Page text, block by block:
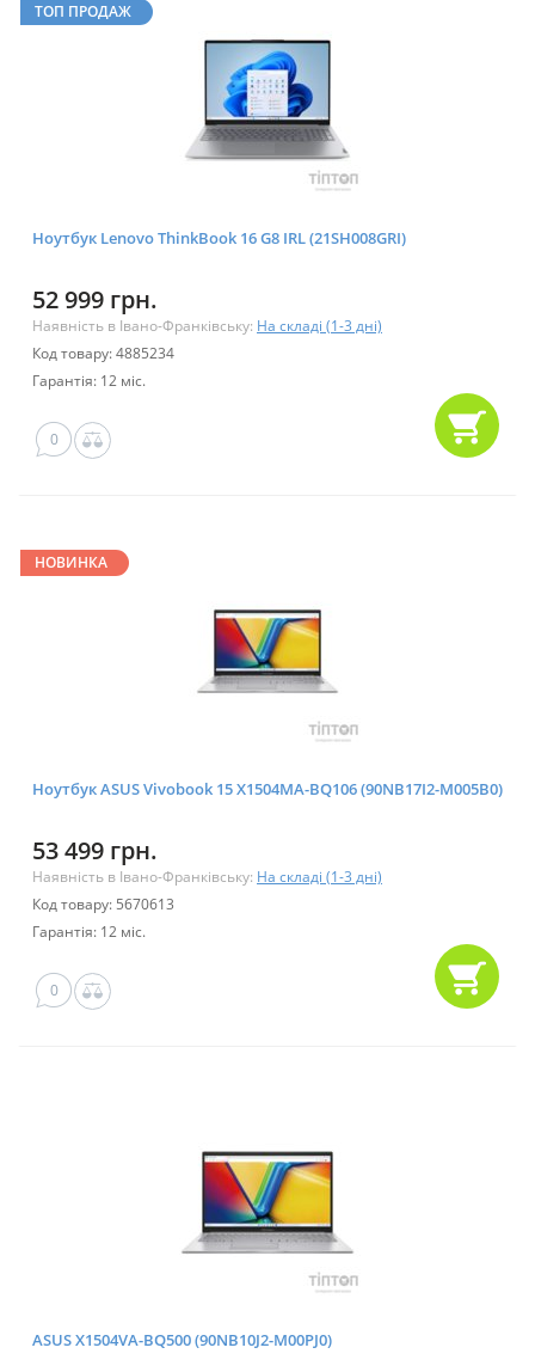
ТОП ПРОДАЖ
Ноутбук Lenovo ThinkBook 16 G8 IRL (21SH008GRI)
52 999 грн.
Наявність в Івано-Франківську: На складі (1-3 дні)
Код товару: 4885234
Гарантія: 12 міс.
0
НОВИНКА
Ноутбук ASUS Vivobook 15 X1504MA-BQ106 (90NB17I2-M005B0)
53 499 грн.
Наявність в Івано-Франківську: На складі (1-3 дні)
Код товару: 5670613
Гарантія: 12 міс.
0
ASUS X1504VA-BQ500 (90NB10J2-M00PJ0)